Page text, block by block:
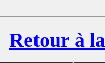
Retour à